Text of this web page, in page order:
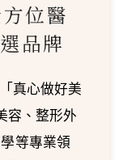
位醫
品牌
真心做好美
容、整形外
等專業領